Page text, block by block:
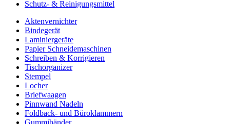
Schutz- & Reinigungsmittel
Aktenvernichter
Bindegerät
Laminiergeräte
Papier Schneidemaschinen
Schreiben & Korrigieren
Tischorganizer
Stempel
Locher
Briefwaagen
Pinnwand Nadeln
Foldback- und Büroklammern
Gummibänder